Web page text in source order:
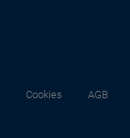
Cookies AGB